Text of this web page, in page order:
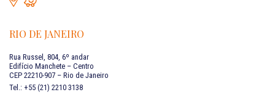
RIO DE JANEIRO
Rua Russel, 804, 6º andar
Edifício Manchete – Centro
CEP 22210-907 – Rio de Janeiro
Tel.: +55 (21) 2210 3138